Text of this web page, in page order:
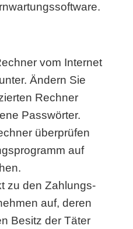
vom Internet
Ändern Sie
Rechner
Passwörter.
überprüfen
auf
zu den Zah­lungs­
auf, deren
Besitz der Täter